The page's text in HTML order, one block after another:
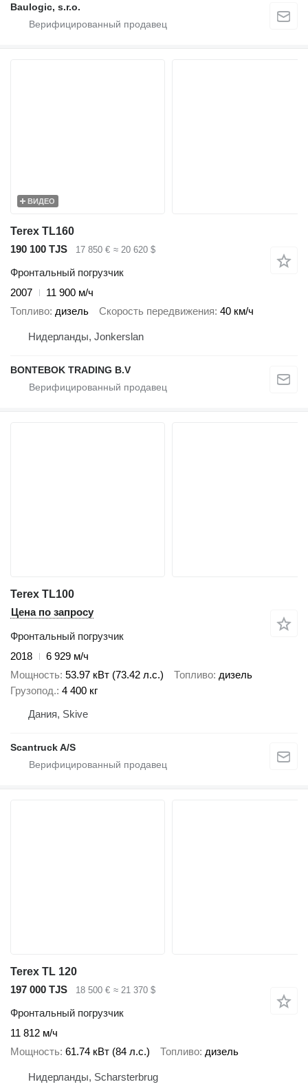
Baulogic, s.r.o.
ВИДЕО
Terex TL160
190 100 TJS
17 850 € ≈ 20 620 $
Фронтальный погрузчик
2007
11 900 м/ч
Топливо дизель Скорость передвижения 40 км/ч
Нидерланды, Jonkerslan
BONTEBOK TRADING B.V
Terex TL100
Цена по запросу
Фронтальный погрузчик
2018
6 929 м/ч
Мощность 53.97 кВт (73.42 л.с.) Топливо дизель
Грузопод. 4 400 кг
Дания, Skive
Scantruck A/S
Terex TL 120
197 000 TJS
18 500 € ≈ 21 370 $
Фронтальный погрузчик
11 812 м/ч
Мощность 61.74 кВт (84 л.с.) Топливо дизель
Нидерланды, Scharsterbrug